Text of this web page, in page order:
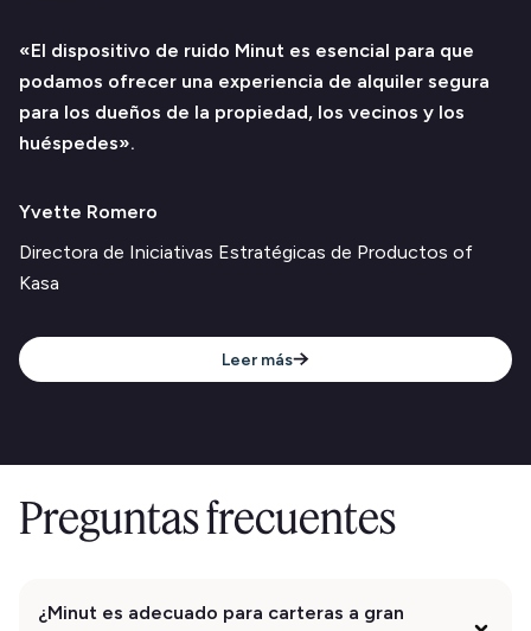
«El dispositivo de ruido Minut es esencial para que
podamos ofrecer una experiencia de alquiler segura
para los dueños de la propiedad, los vecinos y los
huéspedes».
Yvette Romero‍
Directora de Iniciativas Estratégicas de Productos of
Kasa
Leer más
Preguntas frecuentes
¿Minut es adecuado para carteras a gran